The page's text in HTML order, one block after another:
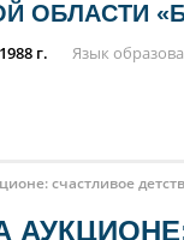
ОБЛАСТИ
1988 г. Язык
счастливое